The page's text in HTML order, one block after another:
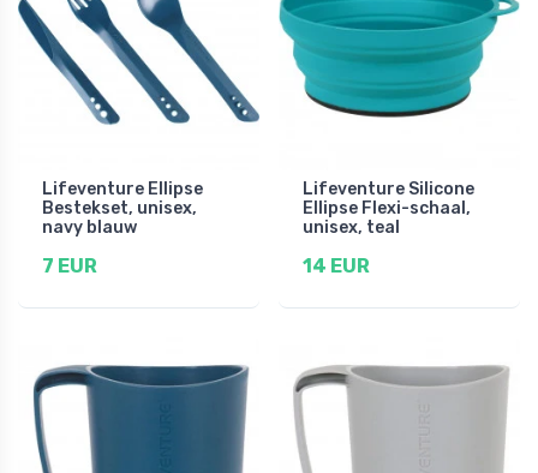
Lifeventure Ellipse
Bestekset, unisex,
navy blauw
7 EUR
Lifeventure Silicone
Ellipse Flexi-schaal,
unisex, teal
14 EUR